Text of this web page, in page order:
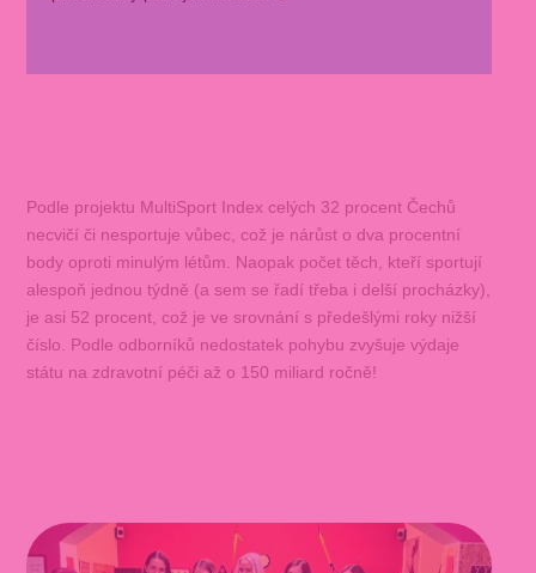
Podle projektu MultiSport Index celých 32 procent Čechů
necvičí či nesportuje vůbec, což je nárůst o dva procentní
body oproti minulým létům. Naopak počet těch, kteří sportují
alespoň jednou týdně (a sem se řadí třeba i delší procházky),
je asi 52 procent, což je ve srovnání s předešlými roky nižší
číslo. Podle odborníků nedostatek pohybu zvyšuje výdaje
státu na zdravotní péči až o 150 miliard ročně!